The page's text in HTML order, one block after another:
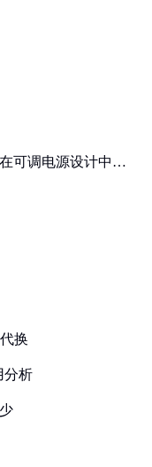
可调电源设计中的
换
分析